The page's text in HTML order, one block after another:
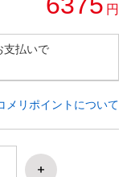
円
支払いで
メリポイントについて